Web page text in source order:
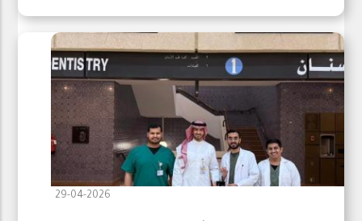
29-04-2026